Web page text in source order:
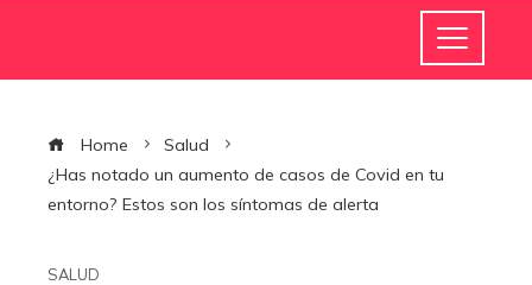
Home
Salud
¿Has notado un aumento de casos de Covid en tu
entorno? Estos son los síntomas de alerta
SALUD